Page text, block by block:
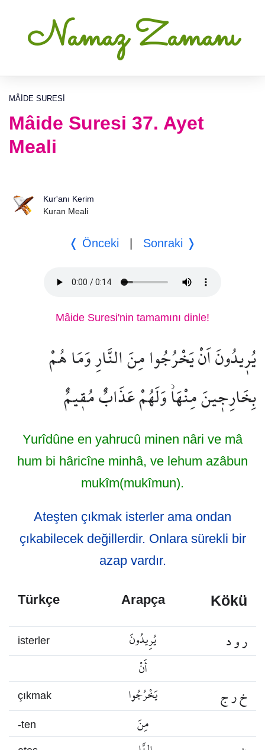
Namaz Zamanı
MÂIDE SURESI
Mâide Suresi 37. Ayet
Meali
Kur'anı Kerim
Kuran Meali
❬ Önceki Sonraki ❭
Mâide Suresi'nin tamamını dinle!
يُر۪يدُونَ اَنْ يَخْرُجُوا مِنَ النَّارِ وَمَا هُمْ
بِخَارِج۪ينَ مِنْهَاۘ وَلَهُمْ عَذَابٌ مُق۪يمٌ
Yurîdûne en yahrucû minen nâri ve mâ
hum bi hâricîne minhâ, ve lehum azâbun
mukîm(mukîmun).
Ateşten çıkmak isterler ama ondan
çıkabilecek değillerdir. Onlara sürekli bir
azap vardır.
Türkçe Arapça Kökü
isterler يُرِيدُونَ ر و د
أَنْ
çıkmak يَخْرُجُوا خ ر ج
-ten مِنَ